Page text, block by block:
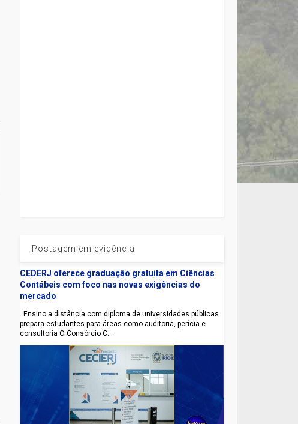
Postagem em evidência
CEDERJ oferece graduação gratuita em Ciências
Contábeis com foco nas novas exigências do
mercado
Ensino a distância com diploma de universidades públicas
prepara estudantes para áreas como auditoria, perícia e
consultoria O Consórcio C...